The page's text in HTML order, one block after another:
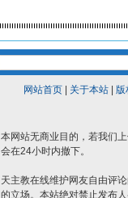
网站首页| 关于本站| 版
本网站无商业目的，若我们
会在24小时内撤下。
天主教在线维护网友自由评
的立场。本站绝对禁止发布